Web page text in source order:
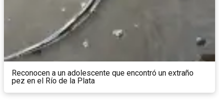
Reconocen a un adolescente que encontró un extraño
pez en el Río de la Plata